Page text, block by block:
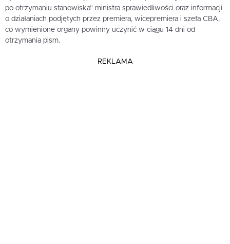
po otrzymaniu stanowiska” ministra sprawiedliwości oraz informacji
o działaniach podjętych przez premiera, wicepremiera i szefa CBA,
co wymienione organy powinny uczynić w ciągu 14 dni od
otrzymania pism.
REKLAMA